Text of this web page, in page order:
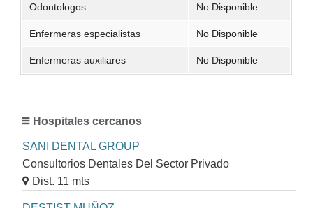
Odontologos No Disponible
Enfermeras especialistas No Disponible
Enfermeras auxiliares No Disponible
Hospitales cercanos
SANI DENTAL GROUP
Consultorios Dentales Del Sector Privado
Dist. 11 mts